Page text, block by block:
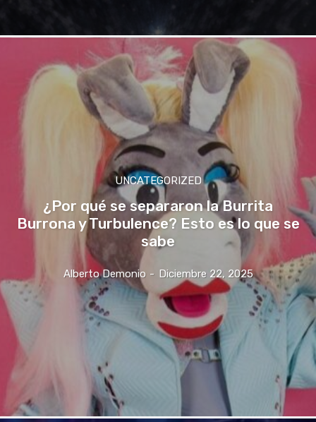
UNCATEGORIZED
¿Por qué se separaron la Burrita
Burrona y Turbulence? Esto es lo que se
sabe
Alberto Demonio - Diciembre 22, 2025